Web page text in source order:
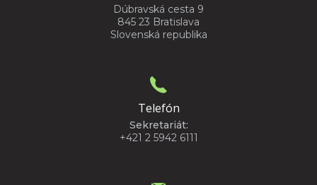
Dúbravská cesta 9
845 23 Bratislava
Slovenská republika
Telefón
Sekretariát:
+421 2 5942 6111